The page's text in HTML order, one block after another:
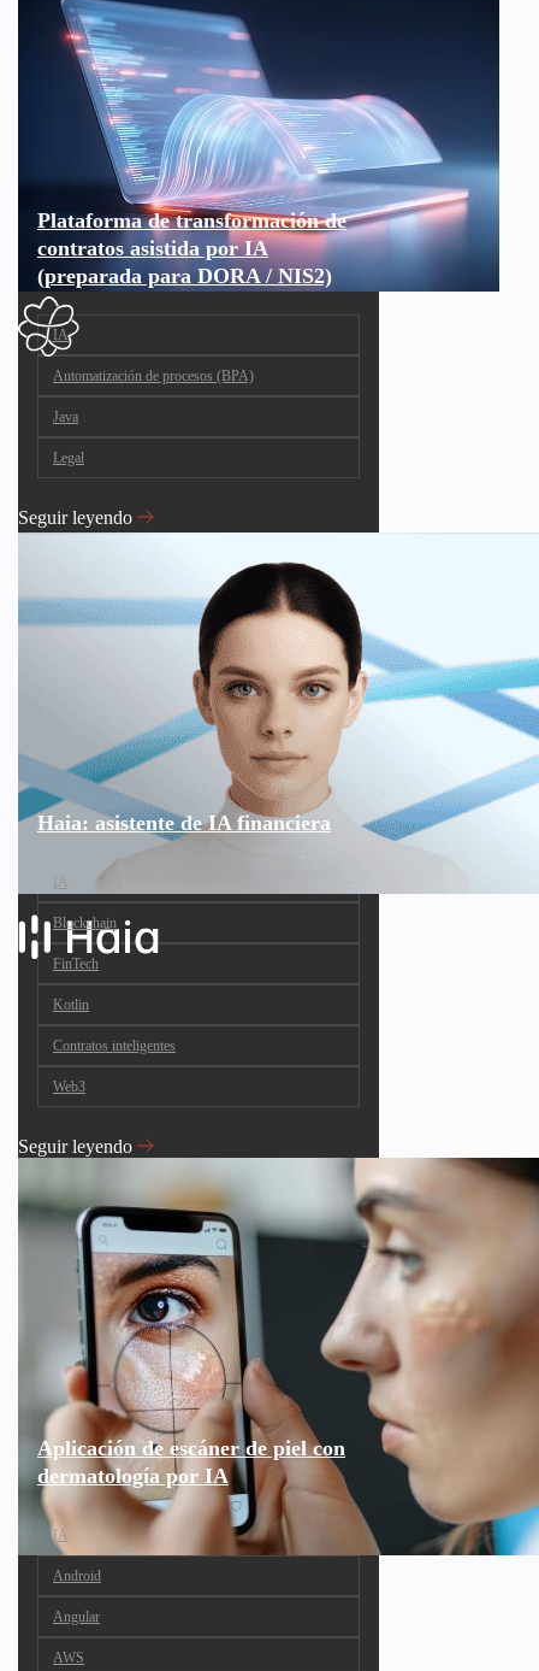
Plataforma de transformación de
contratos asistida por IA
(preparada para DORA / NIS2)
IA
Automatización de procesos (BPA)
Java
Legal
Seguir leyendo
Haia: asistente de IA financiera
IA
Blockchain
FinTech
Kotlin
Contratos inteligentes
Web3
Seguir leyendo
Aplicación de escáner de piel con
dermatología por IA
IA
Android
Angular
AWS